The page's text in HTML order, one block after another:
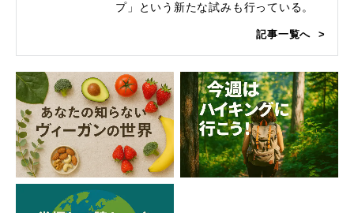
プ」という新たな試みも行っている。
記事一覧へ